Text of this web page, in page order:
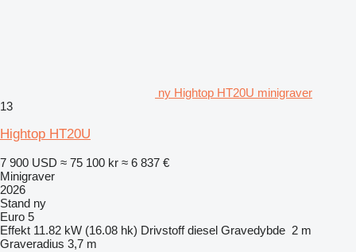
ny Hightop HT20U minigraver
13
Hightop HT20U
7 900 USD ≈ 75 100 kr ≈ 6 837 €
Minigraver
2026
Stand ny
Euro 5
Effekt 11.82 kW (16.08 hk) Drivstoff diesel Gravedybde 2 m
Graveradius 3,7 m